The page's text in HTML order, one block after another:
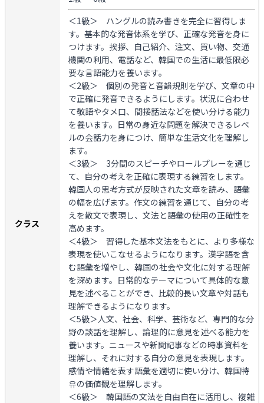
クラス
＜1級＞ ハングルの読み書きを完全に習得しま
す。基本的な発音体系を学び、正確な発音を身に
つけます。挨拶、自己紹介、注文、買い物、交通
機関の利用、電話など、韓国での生活に最低限必
要な言語能力を養います。
＜2級＞ 個別の発音と音韻規則を学び、文章の中
で正確に発音できるようにします。状況に合わせ
て敬語やタメ口、間接話法などを使い分ける能力
を養います。日常の身近な問題を解決できるレベ
ルの会話力を身につけ、簡単な生活文化を理解し
ます。
＜3級＞ 3分間のスピーチやロールプレーを通じ
て、自分の考えを正確に表現する練習をします。
韓国人の思考方式が反映された文章を読み、語彙
の幅を広げます。作文の練習を通じて、自分の考
えを散文で表現し、文法と語彙の使用の正確性を
高めます。
＜4級＞ 習得した基本文法をもとに、より多様な
表現を使いこなせるようになります。漢字語を含
む語彙を増やし、韓国の社会や文化に対する理解
を深めます。日常的なテーマについて具体的な意
見を述べることができ、比較的長い文章や対話も
理解できるようになります。
＜5級＞人文、社会、科学、芸術など、専門的な分
野の談話を理解し、論理的に意見を述べる能力を
養います。ニュースや新聞記事などの時事資料を
理解し、それに対する自分の意見を表現します。
感情や情緒を表す語彙を適切に使い分け、韓国特
유の価値観を理解します。
＜6級＞ 韓国語の文法を自由自在に活用し、複雑